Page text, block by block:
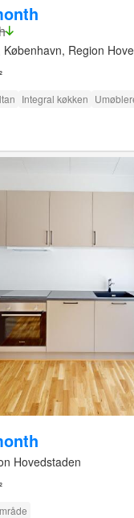
København, Region
Integral køkken
Hovedstaden